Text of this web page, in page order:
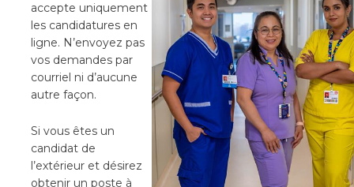
accepte uniquement
les candidatures en
ligne. N’envoyez pas
vos demandes par
courriel ni d’aucune
autre façon.
Si vous êtes un
candidat de
l’extérieur et désirez
obtenir un poste à